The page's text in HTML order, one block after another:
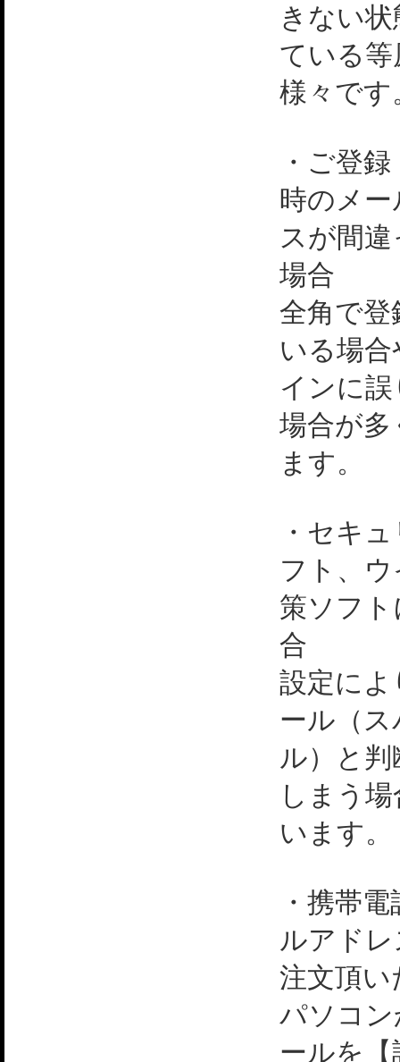
きない
ている
様々です
・ご登
時のメ
スが間
場合
全角で
いる場
インに
場合が
ます。
・セキ
フト、
策ソフ
合
設定に
ール（
ル）と
しまう
います。
・携帯
ルアド
注文頂い
パソコ
ールを【